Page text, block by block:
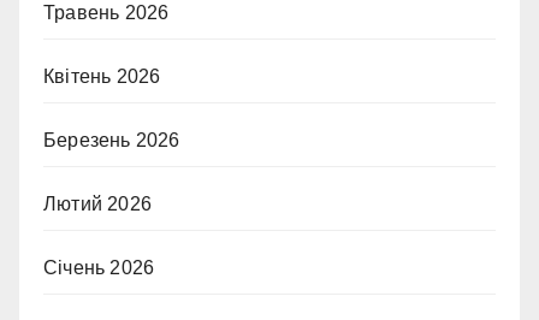
Травень 2026
Квітень 2026
Березень 2026
Лютий 2026
Січень 2026